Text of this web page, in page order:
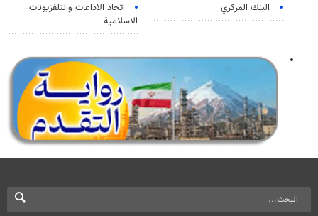
البنك المركزي
اتحاد الاذاعات والتلفزيونات
الاسلامية